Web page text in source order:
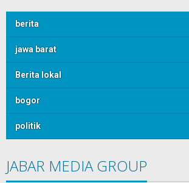
berita
jawa barat
Berita lokal
bogor
politik
JABAR MEDIA GROUP